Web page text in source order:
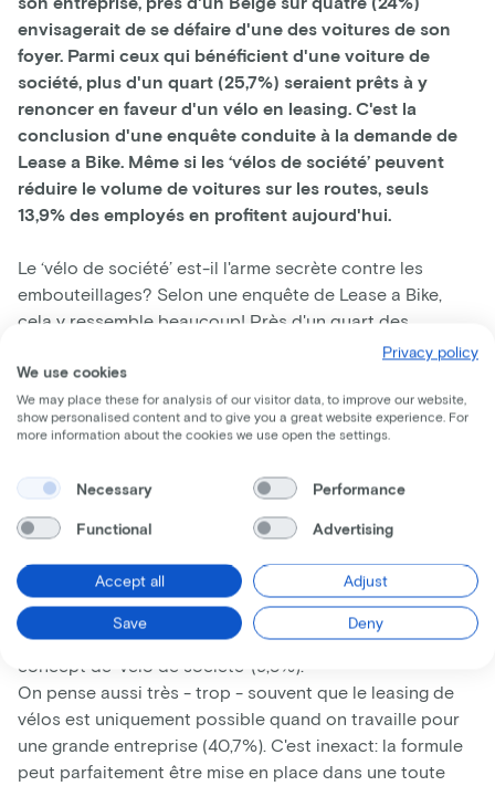
envisagerait de se défaire d'une des voitures de son
foyer. Parmi ceux qui bénéficient d'une voiture de
société, plus d'un quart (25,7%) seraient prêts à y
renoncer en faveur d'un vélo en leasing. C'est la
conclusion d'une enquête conduite à la demande de
Lease a Bike. Même si les ‘vélos de société’ peuvent
réduire le volume de voitures sur les routes, seuls
13,9% des employés en profitent aujourd'hui.
Le ‘vélo de société’ est-il l'arme secrète contre les
embouteillages? Selon une enquête de Lease a Bike,
cela y ressemble beaucoup! Près d'un quart des
travailleurs (24%) envisageraient de passer moins de
temps au volant s'ils pouvaient obtenir le ‘vélo de leurs
rêves' par l'intermédiaire de leur employeur. Aujourd'hui,
ce n'est le cas que pour 13,9% des travailleurs. Plus de 4
serait pas du tout ouvert à l'idée s'ils introduisaient une
demande en ce sens. Seules 19,8% des personnes
interrogées jugent que leur patron serait prêt à
l'accepter et elles sont 37,2% à laisser ce sujet sans
réponse. La réticence des employeurs viendrait d'abord
du coût engendré (28,2%), de la procédure à mettre en
œuvre (15,4%) et du fait qu'ils ne connaissent pas le
concept de 'vélo de société' (9,5%).
On pense aussi très - trop - souvent que le leasing de
vélos est uniquement possible quand on travaille pour
une grande entreprise (40,7%). C'est inexact: la formule
peut parfaitement être mise en place dans une toute
Privacy policy
We use cookies
We may place these for analysis of our visitor data, to improve our website,
show personalised content and to give you a great website experience. For
more information about the cookies we use open the settings.
Necessary Performance
Functional Advertising
Accept all Adjust
Save Deny